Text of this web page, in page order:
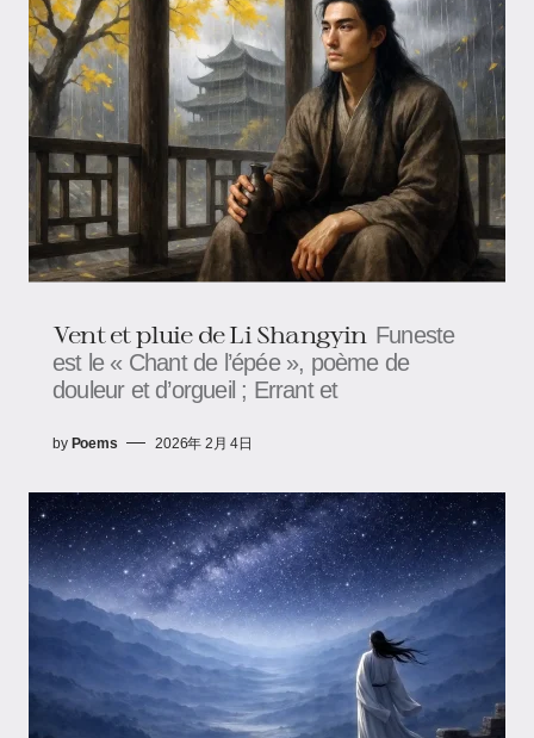
Vent et pluie de Li Shangyin Funeste
est le « Chant de l’épée », poème de
douleur et d’orgueil ; Errant et
by Poems 2026年 2月 4日